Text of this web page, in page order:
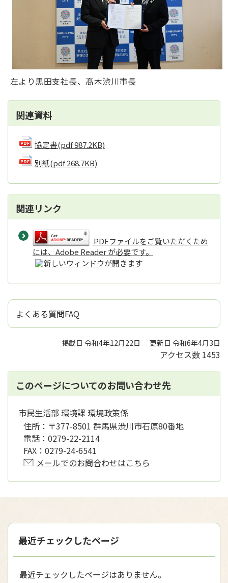
左より黒田支社長、髙木渋川市長
関連資料
協定書(pdf 987.2KB)
別紙(pdf 268.7KB)
関連リンク
PDFファイルをご覧いただくため
には、Adobe Reader が必要です。
よくある質問FAQ
掲載日 令和4年12月22日 更新日 令和6年4月3日
アクセス数 1453
このページについてのお問い合わせ先
市民生活部 環境課 環境政策係
住所： 〒377-8501 群馬県渋川市石原80番地
電話： 0279-22-2114
FAX： 0279-24-6541
メールでのお問合わせはこちら
最近チェックしたページ
最近チェックしたページはありません。